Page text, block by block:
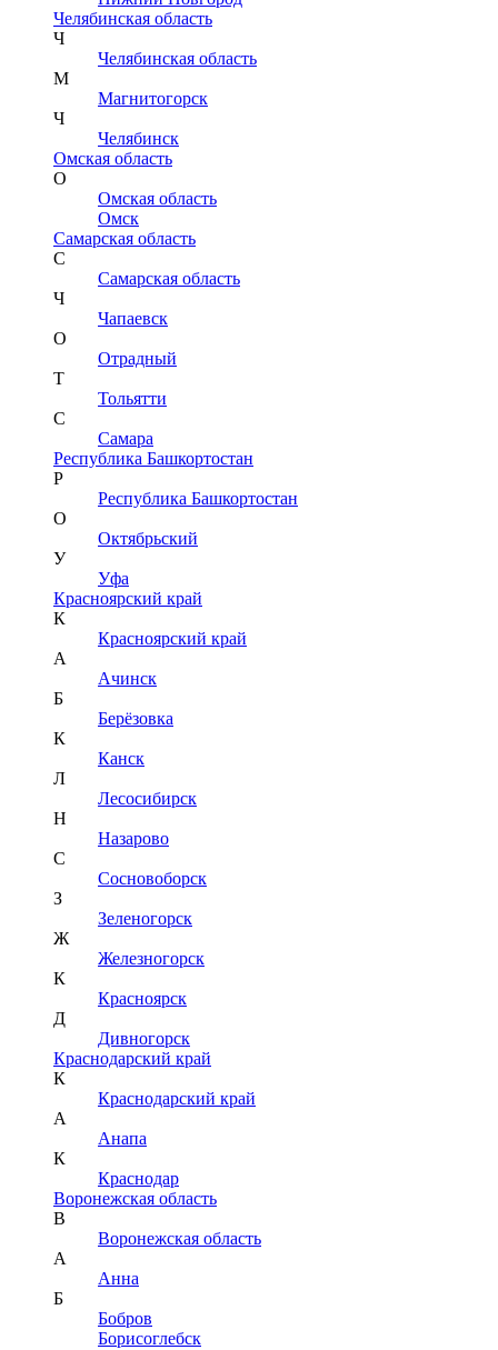
Челябинская область
Ч
Челябинская область
М
Магнитогорск
Ч
Челябинск
Омская область
О
Омская область
Омск
Самарская область
С
Самарская область
Ч
Чапаевск
О
Отрадный
Т
Тольятти
С
Самара
Республика Башкортостан
Р
Республика Башкортостан
О
Октябрьский
У
Уфа
Красноярский край
К
Красноярский край
А
Ачинск
Б
Берёзовка
К
Канск
Л
Лесосибирск
Н
Назарово
С
Сосновоборск
З
Зеленогорск
Ж
Железногорск
К
Красноярск
Д
Дивногорск
Краснодарский край
К
Краснодарский край
А
Анапа
К
Краснодар
Воронежская область
В
Воронежская область
А
Анна
Б
Бобров
Борисоглебск